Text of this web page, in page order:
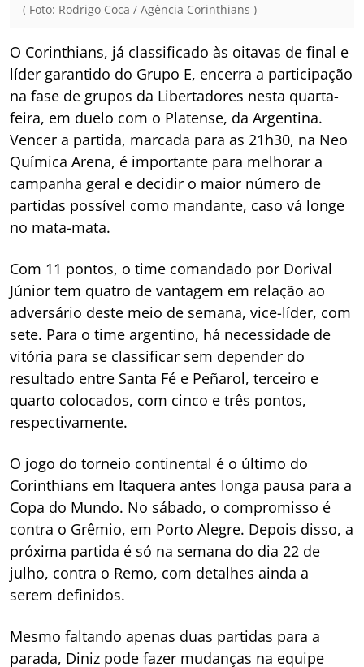
( Foto: Rodrigo Coca / Agência Corinthians )
O Corinthians, já classificado às oitavas de final e
líder garantido do Grupo E, encerra a participação
na fase de grupos da Libertadores nesta quarta-
feira, em duelo com o Platense, da Argentina.
Vencer a partida, marcada para as 21h30, na Neo
Química Arena, é importante para melhorar a
campanha geral e decidir o maior número de
partidas possível como mandante, caso vá longe
no mata-mata.
Com 11 pontos, o time comandado por Dorival
Júnior tem quatro de vantagem em relação ao
adversário deste meio de semana, vice-líder, com
sete. Para o time argentino, há necessidade de
vitória para se classificar sem depender do
resultado entre Santa Fé e Peñarol, terceiro e
quarto colocados, com cinco e três pontos,
respectivamente.
O jogo do torneio continental é o último do
Corinthians em Itaquera antes longa pausa para a
Copa do Mundo. No sábado, o compromisso é
contra o Grêmio, em Porto Alegre. Depois disso, a
próxima partida é só na semana do dia 22 de
julho, contra o Remo, com detalhes ainda a
serem definidos.
Mesmo faltando apenas duas partidas para a
parada, Diniz pode fazer mudanças na equipe